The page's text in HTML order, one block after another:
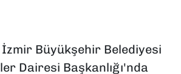
Büyükşehir Belediyesi
Dairesi Başkanlığı'nda